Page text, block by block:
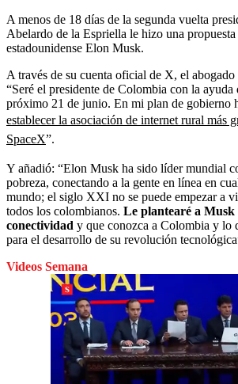
A menos de 18 días de la segunda vuelta
Abelardo de la Espriella le hizo una
estadounidense Elon Musk.
A través de su cuenta oficial de X, el abogado
“Seré el presidente de Colombia con la
próximo 21 de junio. En mi plan de gobierno
establecer la asociación de internet rural más
SpaceX”.
Y añadió: “Elon Musk ha sido líder mundial
pobreza, conectando a la gente en línea en
mundo; el siglo XXI no se puede empezar a
todos los colombianos. Le plantearé a Musk
conectividad y que conozca a Colombia y lo
para el desarrollo de su revolución
Videos Semana